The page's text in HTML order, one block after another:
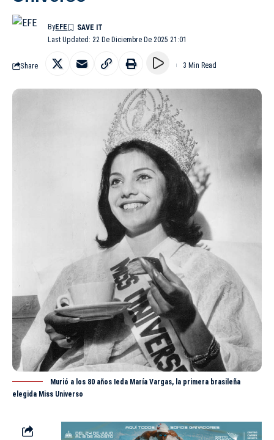
Last Updated: 22 De Diciembre De 2025 21:01
ByEFE
Share 3 Min Read
Murió a los 80 años Ieda María Vargas, la primera brasileña
elegida Miss Universo